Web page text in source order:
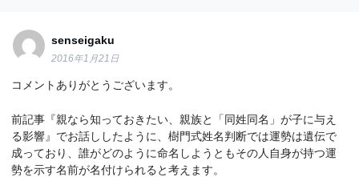
senseigaku
2016年1月21日
コメントありがとうございます。
前記事『親なら知っておきたい、親族と「同姓同名」が子に与え
る影響』でお話ししたように、樹門式姓名判断では運勢は遺伝で
成っており、誰がどのように命名しようともその人自身が持つ運
勢を示す名前が名付けられると考えます。